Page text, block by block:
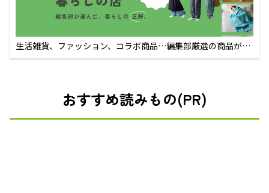
生活雑貨、ファッション、コラボ商品…編集部厳選の商品が買
えるECサイト
おすすめ読みもの(PR)